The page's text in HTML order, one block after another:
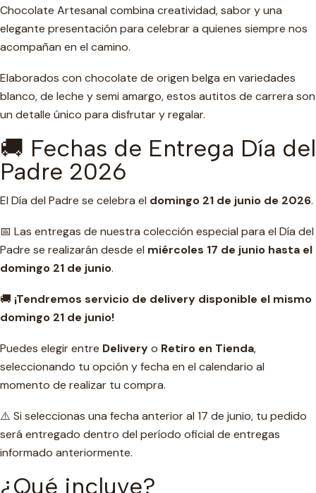
Chocolate Artesanal combina creatividad, sabor y una
elegante presentación para celebrar a quienes siempre nos
acompañan en el camino.
Elaborados con chocolate de origen belga en variedades
blanco, de leche y semi amargo, estos autitos de carrera son
un detalle único para disfrutar y regalar.
🚚 Fechas de Entrega Día del
Padre 2026
El Día del Padre se celebra el domingo 21 de junio de 2026.
📅 Las entregas de nuestra colección especial para el Día del
Padre se realizarán desde el miércoles 17 de junio hasta el
domingo 21 de junio.
🚚 ¡Tendremos servicio de delivery disponible el mismo
domingo 21 de junio!
Puedes elegir entre Deliveryo Retiro en Tienda,
seleccionando tu opción y fecha en el calendario al
momento de realizar tu compra.
⚠️ Si seleccionas una fecha anterior al 17 de junio, tu pedido
será entregado dentro del período oficial de entregas
informado anteriormente.
¿Qué incluye?